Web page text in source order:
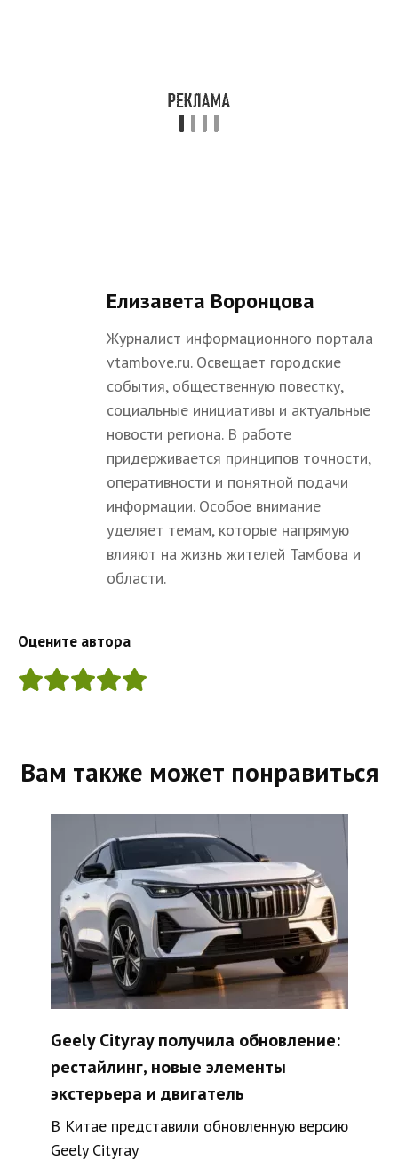
Елизавета Воронцова
Журналист информационного портала
vtambove.ru. Освещает городские
события, общественную повестку,
социальные инициативы и актуальные
новости региона. В работе
придерживается принципов точности,
оперативности и понятной подачи
информации. Особое внимание
уделяет темам, которые напрямую
влияют на жизнь жителей Тамбова и
области.
Оцените автора
Вам также может понравиться
Geely Cityray получила обновление:
рестайлинг, новые элементы
экстерьера и двигатель
В Китае представили обновленную версию
Geely Cityray